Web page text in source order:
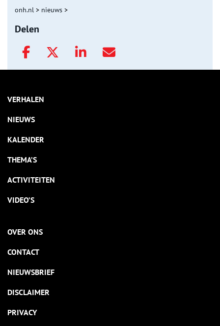
onh.nl > nieuws >
Delen
VERHALEN
NIEUWS
KALENDER
THEMA’S
ACTIVITEITEN
VIDEO’S
OVER ONS
CONTACT
NIEUWSBRIEF
DISCLAIMER
PRIVACY